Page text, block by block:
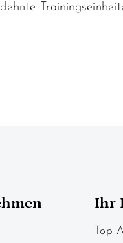
Ihr
Top